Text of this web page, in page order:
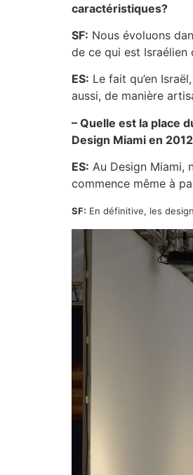
caractéristiques?
SF: Nous évoluons
de ce qui est Israélien
ES: Le fait qu’en
aussi, de manière
– Quelle est la place
Design Miami en
ES: Au Design Miami,
commence même à
SF: En définitive, les